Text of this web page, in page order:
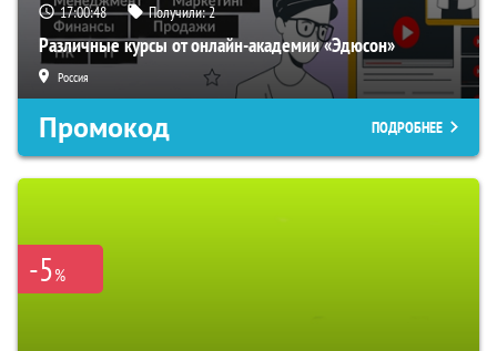
17:00:48 Получили:2
Различные курсы от онлайн-академии «Эдюсон»
Россия
Промокод ПОДРОБНЕЕ
-5%